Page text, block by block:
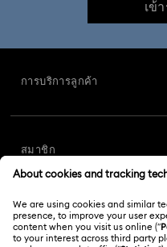
อลิซในแดนมหัศจรรย์ ชิ้นง
ของขวัญขึ้นบ้านใ
ของตกแต่งและชิ้นง
เข้
การบริการลูกค้า
ยอดคงเหลือของบัตรของขวัญ
การส่งสินค้า
สมาชิก
Swarovski Club
เกี่ยวกับเรา